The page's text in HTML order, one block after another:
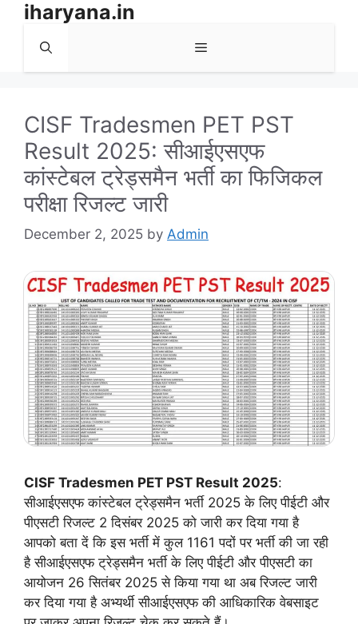
Skip
content
iharyana.in
Menu
CISF Tradesmen PET PST
Result 2025: सीआईएसएफ
कांस्टेबल ट्रेड्समैन भर्ती का फिजिकल
परीक्षा रिजल्ट जारी
December 2, 2025 by Admin
CISF Tradesmen PET PST Result 2025:
सीआईएसएफ कांस्टेबल ट्रेड्समैन भर्ती 2025 के लिए पीईटी और
पीएसटी रिजल्ट 2 दिसंबर 2025 को जारी कर दिया गया है
आपको बता दें कि इस भर्ती में कुल 1161 पदों पर भर्ती की जा रही
है सीआईएसएफ ट्रेड्समैन भर्ती के लिए पीईटी और पीएसटी का
आयोजन 26 सितंबर 2025 से किया गया था अब रिजल्ट जारी
कर दिया गया है अभ्यर्थी सीआईएसएफ की आधिकारिक वेबसाइट